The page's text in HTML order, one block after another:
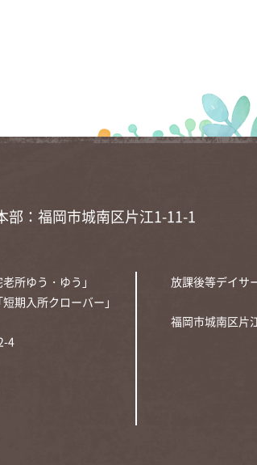
部：福岡市城南区片江1-11-1
所ゆう・ゆう」
期入所クローバー」
4
放課後等デイサ
福岡市城南区片